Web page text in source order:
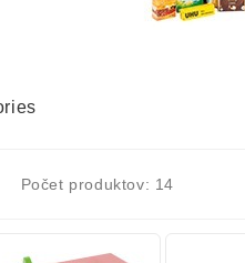
Počet produktov: 14